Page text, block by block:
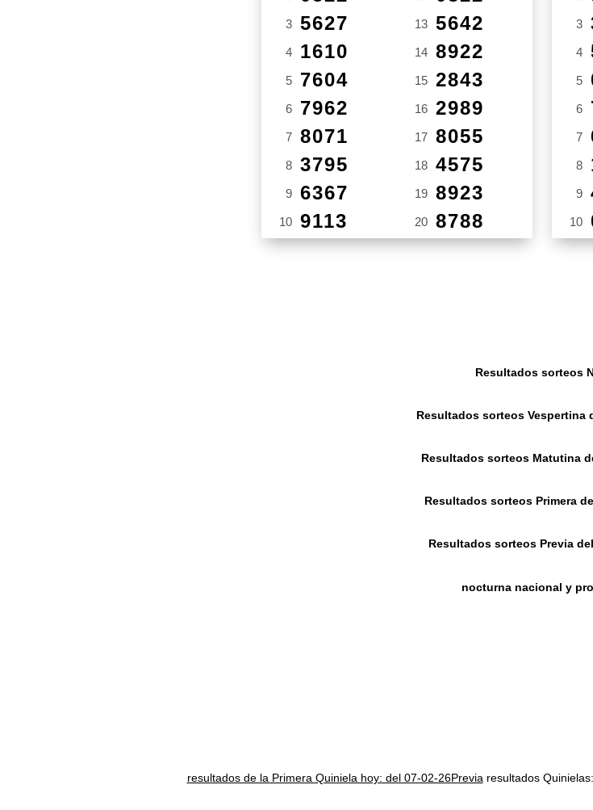
3 5627
4 1610
5 7604
6 7962
7 8071
8 3795
9 6367
10 9113
13 5642
14 8922
15 2843
16 2989
17 8055
18 4575
19 8923
20 8788
3
4
5
6
7
8
9
10
Resultados sorteos
Resultados sorteos Vespertina
Resultados sorteos Matutina
Resultados sorteos Primera
Resultados sorteos Previa
nocturna nacional y
resultados de la Primera Quiniela hoy: del 07-02-26Previa resultados